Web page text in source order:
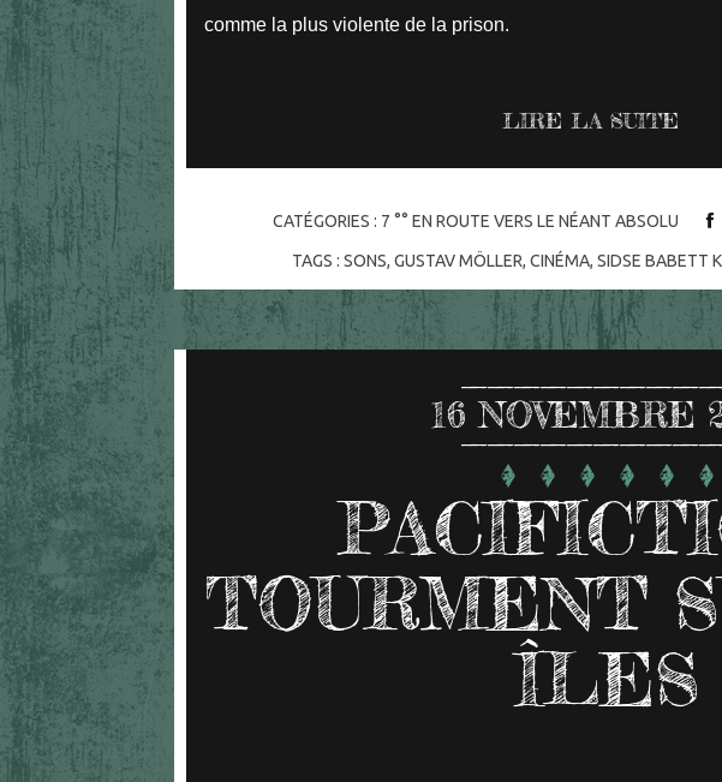
comme la plus violente de la prison.
LIRE LA SUITE
CATÉGORIES : 7 °° EN ROUTE VERS LE NÉANT ABSOLU
TAGS :SONS,GUSTAV MÖLLER,CINÉMA,SIDSE BABETT
16 NOVEMBRE
TOURMENT
ÎLES